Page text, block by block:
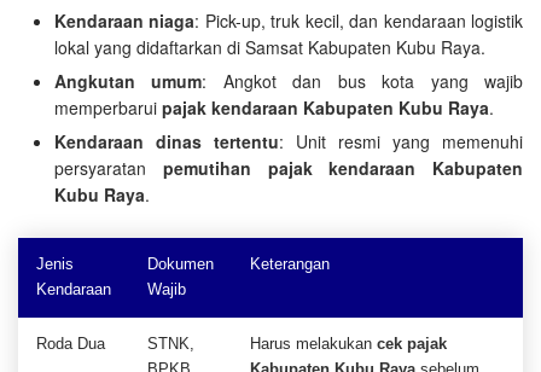
Kendaraan niaga: Pick-up, truk kecil, dan kendaraan logistik
lokal yang didaftarkan di Samsat Kabupaten Kubu Raya.
Angkutan umum: Angkot dan bus kota yang wajib
memperbarui pajak kendaraan Kabupaten Kubu Raya.
Kendaraan dinas tertentu: Unit resmi yang memenuhi
persyaratan pemutihan pajak kendaraan Kabupaten
Kubu Raya.
Jenis
Kendaraan
Dokumen
Wajib
Keterangan
Roda Dua
STNK,
Harus melakukan cek pajak